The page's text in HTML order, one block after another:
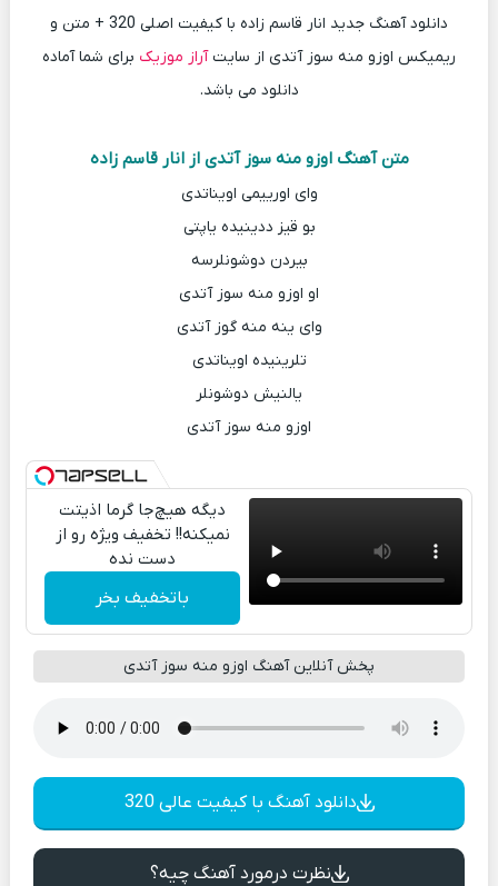
دانلود آهنگ جدید انار قاسم زاده با کیفیت اصلی 320 + متن و
ریمیکس اوزو منه سوز آتدی از سایتآراز موزیک برای شما آماده
دانلود می باشد.
متن آهنگ اوزو منه سوز آتدی از انار قاسم زاده
وای اورییمی اویناتدی
بو قیز ددینیده یاپتی
بیردن دوشونلرسه
او اوزو منه سوز آتدی
وای ینه منه گوز آتدی
تلرینیده اویناتدی
یالنیش دوشونلر
اوزو منه سوز آتدی
دیگه هیچ‌جا گرما اذیتت
نمیکنه!! تخفیف ویژه رو از
دست نده
باتخفیف بخر
پخش آنلاین آهنگ اوزو منه سوز آتدی
دانلود آهنگ با کیفیت عالی 320
نظرت درمورد آهنگ چیه؟